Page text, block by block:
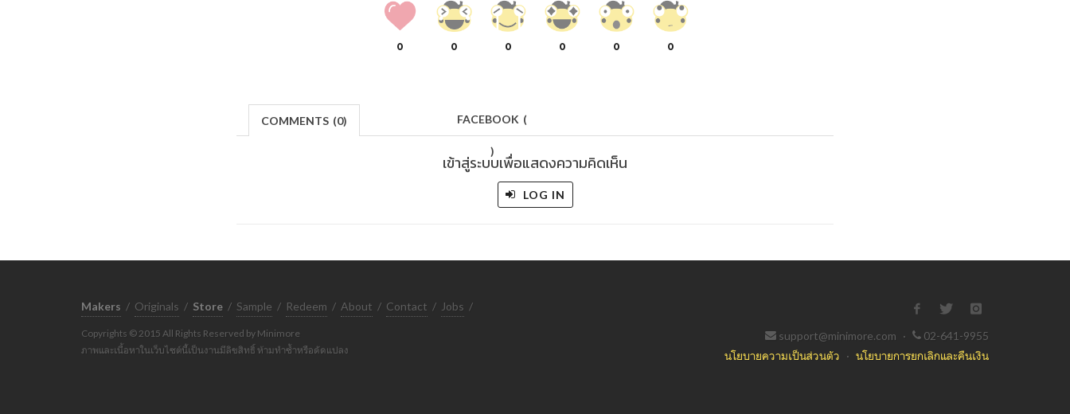
0 0 0 0 0 0
COMMENTS (0) FACEBOOK (
)
เข้าสู่ระบบเพื่อแสดงความคิดเห็น
LOG IN
Makers / Originals / Store / Sample / Redeem / About / Contact / Jobs /
Copyrights © 2015 All Rights Reserved by Minimore
ภาพและเนื้อหาในเว็บไซต์นี้เป็นงานมีลิขสิทธิ์ ห้ามทำซ้ำหรือดัดแปลง
support@minimore.com ·
02-641-9955
นโยบายความเป็นส่วนตัว · นโยบายการยกเลิกและคืนเงิน